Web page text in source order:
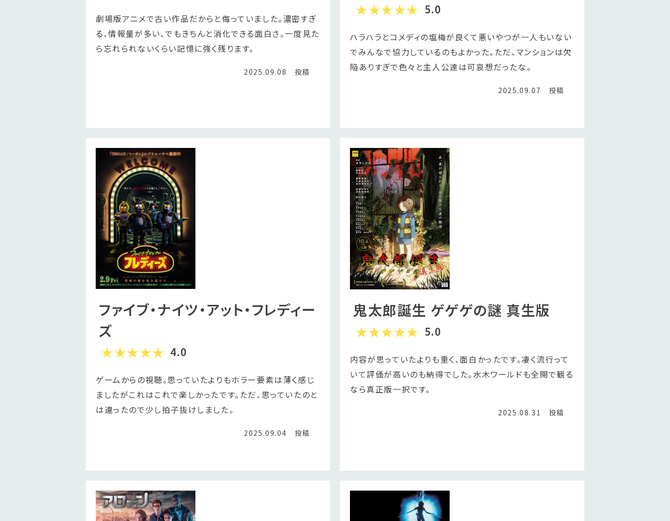
劇場版アニメで古い作品だからと侮っていました。濃密すぎ
る、情報量が多い、でもきちんと消化できる面白さ。一度見た
ら忘れられないくらい記憶に強く残ります。
2025.09.08 投稿
5.0
ハラハラとコメディの塩梅が良くて悪いやつが一人もいない
でみんなで協力しているのもよかった。ただ、マンションは欠
陥ありすぎで色々と主人公達は可哀想だったな。
2025.09.07 投稿
ファイブ・ナイツ・アット・フレディー
ズ
4.0
ゲームからの視聴。思っていたよりもホラー要素は薄く感じ
ましたがこれはこれで楽しかったです。ただ、思っていたのと
は違ったので少し拍子抜けしました。
2025.09.04 投稿
鬼太郎誕生 ゲゲゲの謎 真生版
5.0
内容が思っていたよりも重く、面白かったです。凄く流行って
いて評価が高いのも納得でした。水木ワールドも全開で観る
なら真正版一択です。
2025.08.31 投稿